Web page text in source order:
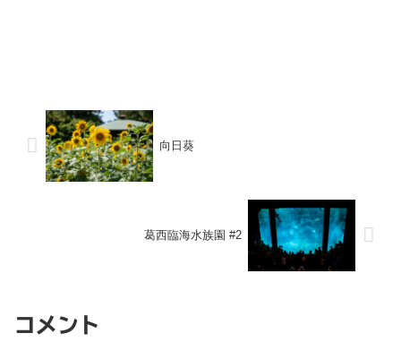
向日葵
葛西臨海水族園 #2
コメント